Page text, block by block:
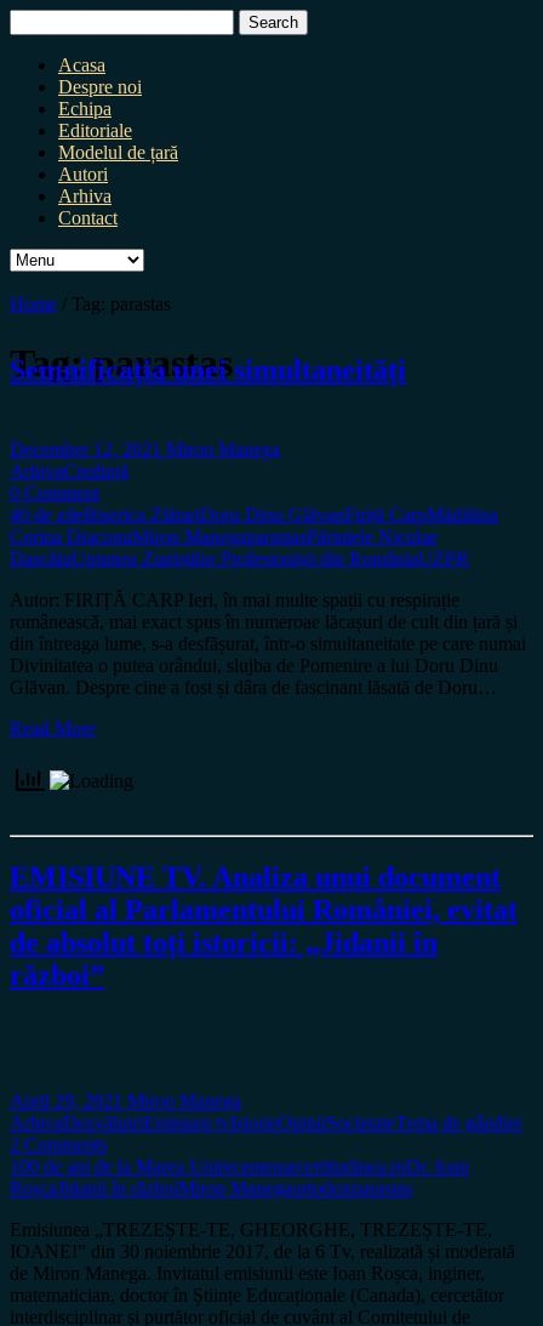
for:
Acasa
Despre noi
Echipa
Editoriale
Modelul de țară
Autori
Arhiva
Contact
Home / Tag: parastas
Tag:parastas
Semnificația unei simultaneități
December 12, 2021 Miron Manega
ArhivaCredință
0 Comment
40 de zileBiserica ZlătariDoru Dinu GlăvanFiriță CarpMădălina
Corina DiaconuMiron ManegaparastasPărintele Nicolae
DascăluUniunea Ziariștilor Profesioniști din RomâniaUZPR
Autor: FIRIȚĂ CARP Ieri, în mai multe spații cu respirație
românească, mai exact spus în numeroae lăcașuri de cult din țară și
din întreaga lume, s-a desfășurat, într-o simultaneitate pe care numai
Divinitatea o putea orândui, slujba de Pomenire a lui Doru Dinu
Glăvan. Despre cine a fost și dâra de fascinant lăsată de Doru…
Read More
EMISIUNE TV. Analiza unui document
oficial al Parlamentului României, evitat
de absolut toți istoricii: „Jidanii în
război”
April 29, 2021 Miron Manega
ArhivaDezvăluiriEmisiuni tvIstorieOpiniiSocietateTema de gândire
2 Comments
100 de ani de la Marea Unirecentenarcertitudinea.roDr. Ioan
RoșcaJidanii în războiMiron Manegaortodoxparastas
Emisiunea „TREZEȘTE-TE, GHEORGHE, TREZEȘTE-TE,
IOANE!” din 30 noiembrie 2017, de la 6 Tv, realizată și moderată
de Miron Manega. Invitatul emisiunii este Ioan Roșca, inginer,
matematician, doctor în Științe Educaționale (Canada), cercetător
interdisciplinar și purtător oficial de cuvânt al Comitetului de